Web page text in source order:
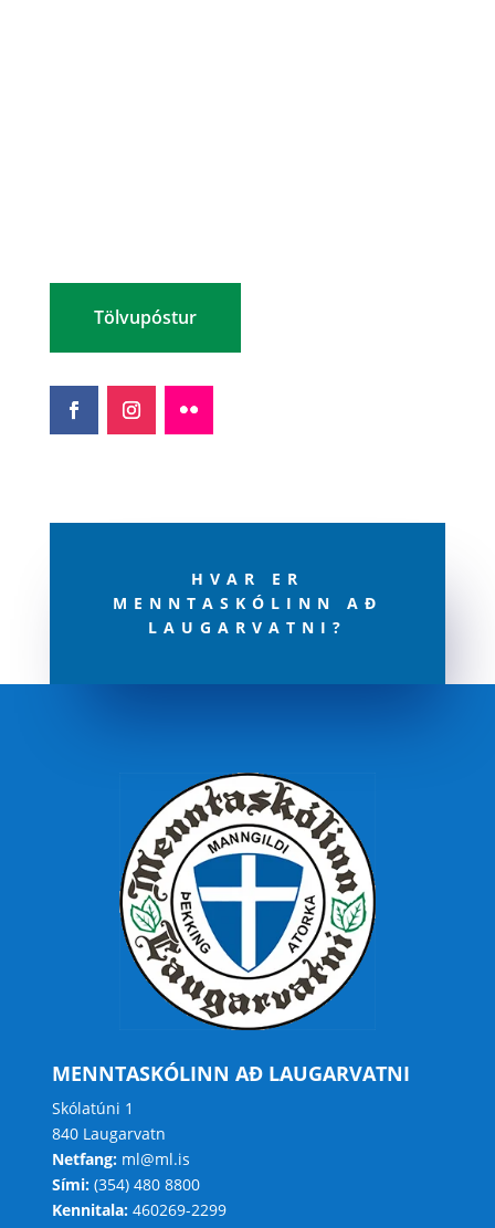
Tölvupóstur
HVAR ER
MENNTASKÓLINN AÐ
LAUGARVATNI?
MENNTASKÓLINN AÐ LAUGARVATNI
Skólatúni 1
840 Laugarvatn
Netfang:ml@ml.is
Sími:(354) 480 8800
Kennitala:460269-2299